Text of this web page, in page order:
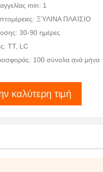
min: 1
ΞΎΛΙΝΑ ΠΛΑΊΣΙΟ
30-90 ημέρες
TT, LC
100 σύνολα ανά μήνα
καλύτερη τιμή